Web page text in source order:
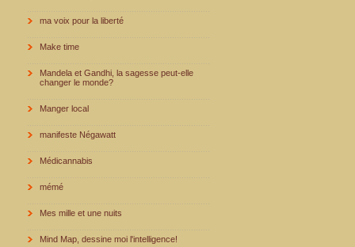
ma voix pour la liberté
Make time
Mandela et Gandhi, la sagesse peut-elle
changer le monde?
Manger local
manifeste Négawatt
Médicannabis
mémé
Mes mille et une nuits
Mind Map, dessine moi l'intelligence!